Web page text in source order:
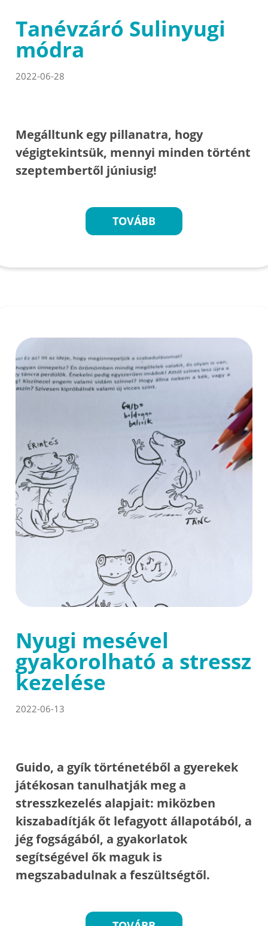
Tanévzáró Sulinyugi
módra
2022-06-28
Megálltunk egy pillanatra, hogy
végigtekintsük, mennyi minden történt
szeptembertől júniusig!
TOVÁBB
Nyugi mesével
gyakorolható a stressz
kezelése
2022-06-13
Guido, a gyík történetéből a gyerekek
játékosan tanulhatják meg a
stresszkezelés alapjait: miközben
kiszabadítják őt lefagyott állapotából, a
jég fogságából, a gyakorlatok
segítségével ők maguk is
megszabadulnak a feszültségtől.